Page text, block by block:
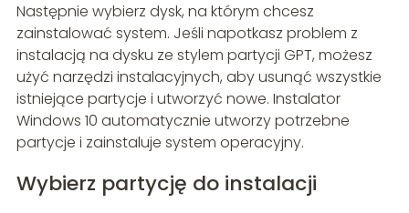
Następnie wybierz dysk, na którym chcesz
zainstalować system. Jeśli napotkasz problem z
instalacją na dysku ze stylem partycji GPT, możesz
użyć narzędzi instalacyjnych, aby usunąć wszystkie
istniejące partycje i utworzyć nowe. Instalator
Windows 10 automatycznie utworzy potrzebne
partycje i zainstaluje system operacyjny.
Wybierz partycję do instalacji